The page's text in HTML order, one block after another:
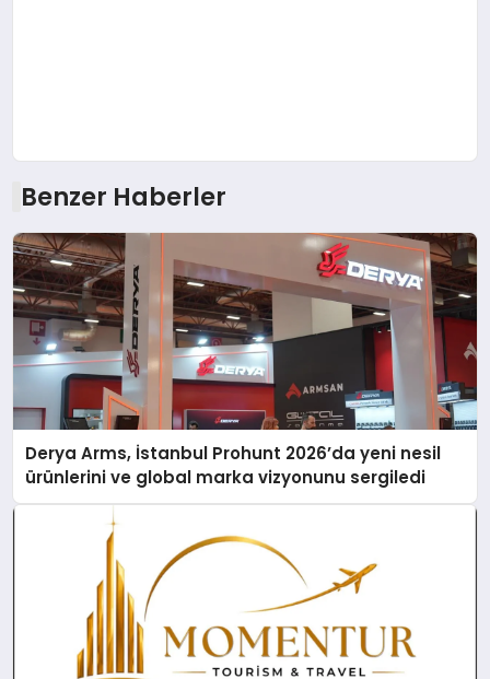
Benzer Haberler
Derya Arms, İstanbul Prohunt 2026’da yeni nesil
ürünlerini ve global marka vizyonunu sergiledi